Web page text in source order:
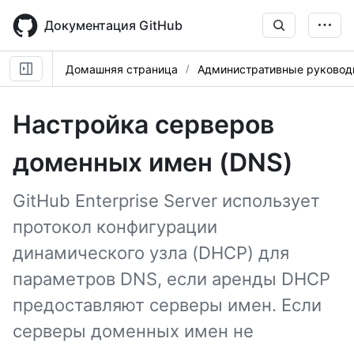
main
content
Документация GitHub
Домашняя страница Административные
Настройка серверов
доменных имен (DNS)
GitHub Enterprise Server использует
протокол конфигурации
динамического узла (DHCP) для
параметров DNS, если аренды DHCP
предоставляют серверы имен. Если
серверы доменных имен не